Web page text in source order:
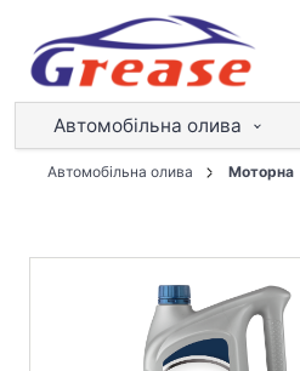
Автомобільна олива
Автомобільна олива Моторна